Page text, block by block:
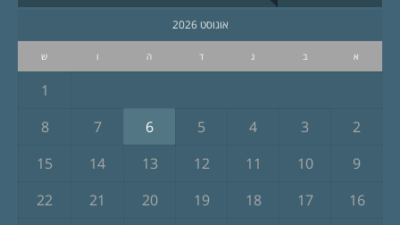
אוגוסט 2026
א ב ג ד ה ו ש
1
2
3
4
5
6
7
8
9
10
11
12
13
14
15
16
17
18
19
20
21
22